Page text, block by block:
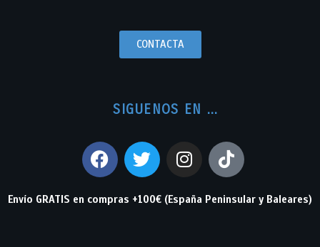
CONTACTA
SIGUENOS EN ...
Envío GRATIS en compras +100€ (España Peninsular y Baleares)